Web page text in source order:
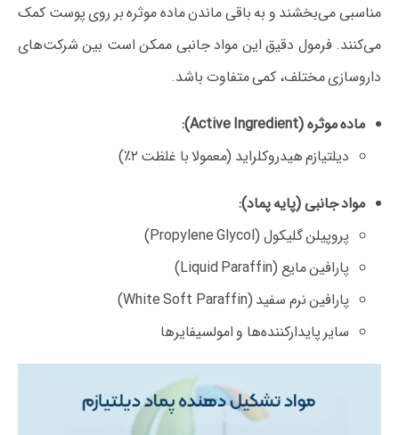
مناسبی می‌بخشند و به باقی ماندن ماده موثره بر روی پوست کمک
می‌کنند. فرمول دقیق این مواد جانبی ممکن است بین شرکت‌های
داروسازی مختلف، کمی متفاوت باشد.
ماده موثره (Active Ingredient):
دیلتیازم هیدروکلراید (معمولا با غلظت ۲٪)
مواد جانبی (پایه پماد):
پروپیلن گلیکول (Propylene Glycol)
پارافین مایع (Liquid Paraffin)
پارافین نرم سفید (White Soft Paraffin)
سایر پایدارکننده‌ها و امولسیفایرها